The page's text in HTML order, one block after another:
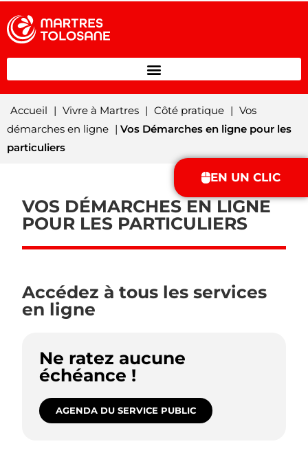
EN UN CLIC
Accueil | Vivre à Martres | Côté pratique | Vos
démarches en ligne | Vos Démarches en ligne pour les
particuliers
VOS DÉMARCHES EN LIGNE
POUR LES PARTICULIERS
Accédez à tous les services
en ligne
Ne ratez aucune
échéance !
AGENDA DU SERVICE PUBLIC